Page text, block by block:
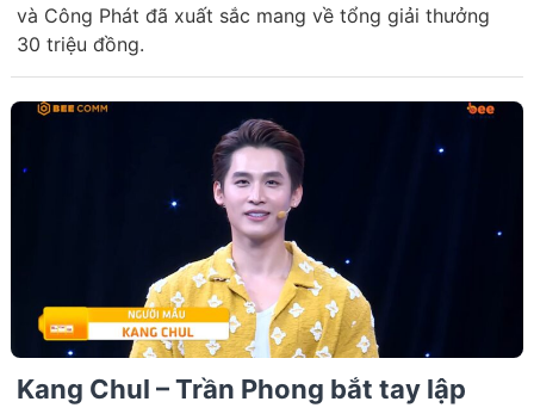
và Công Phát đã xuất sắc mang về tổng giải thưởng
30 triệu đồng.
Kang Chul – Trần Phong bắt tay lập